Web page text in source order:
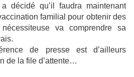
décidé qu’il faudra maintenant
familial pour obtenir des
va comprendre sa
de presse est d’ailleurs
de la file d’attente…